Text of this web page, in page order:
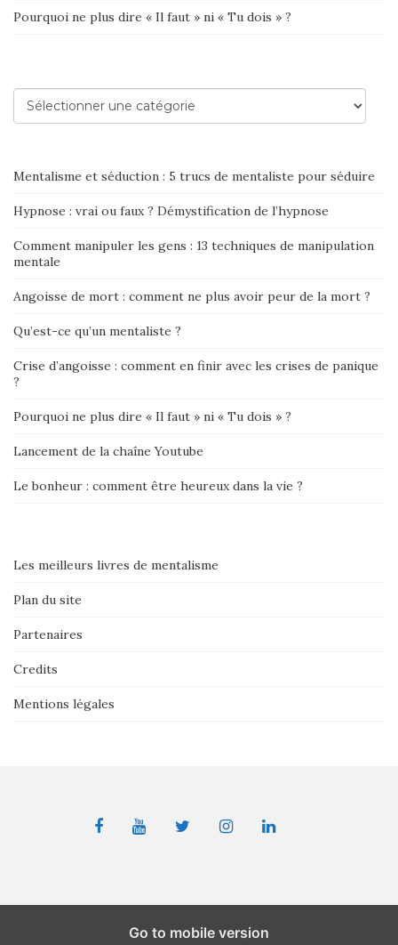
Pourquoi ne plus dire « Il faut » ni « Tu dois » ?
Catégories
Mentalisme et séduction : 5 trucs de mentaliste pour séduire
Hypnose : vrai ou faux ? Démystification de l’hypnose
Comment manipuler les gens : 13 techniques de manipulation
mentale
Angoisse de mort : comment ne plus avoir peur de la mort ?
Qu’est-ce qu’un mentaliste ?
Crise d’angoisse : comment en finir avec les crises de panique
?
Pourquoi ne plus dire « Il faut » ni « Tu dois » ?
Lancement de la chaîne Youtube
Le bonheur : comment être heureux dans la vie ?
Les meilleurs livres de mentalisme
Plan du site
Partenaires
Credits
Mentions légales
Go to mobile version